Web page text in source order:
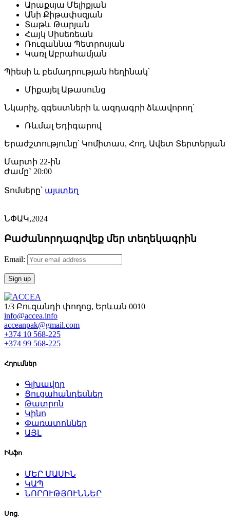
Արաքսյա Մելիքյան
Անի Քիթափսզյան
Տաթև Թարյան
Հայկ Սիսեռեան
Ռուզաննա Պետրոսյան
Կառլ Աբրահամյան
Պիեսի և բեմադրության հեղինակ՝
Միքայել Աթասունց
Նկարիչ, զգեստների և ազդագրի ձևավորող՝
Ռևմալ Եդիգարով
Երաժշտությունը՝ Կոմիտաս, Հող, Ավետ Տերտերյան
Մարտի 22-ին
Ժամը` 20:00
Տոմսերը՝ այստեղ
ՆՓԱԿ,2024
Բաժանորդագրվեք մեր տեղեկագրին
Email:
1/3 Բուզանդի փողոց, Երևան 0010
info@accea.info
acceanpak@gmail.com
+374 10 568-225
+374 99 568-225
Հղումներ
Գլխավոր
Ցուցահանդեսներ
Թատրոն
Կինո
Փառատոններ
ԱՅԼ
Ինֆո
ՄԵՐ ՄԱՍԻՆ
ԿԱՊ
ՆՈՐՈՒԹՅՈՒՆՆԵՐ
Սոց.